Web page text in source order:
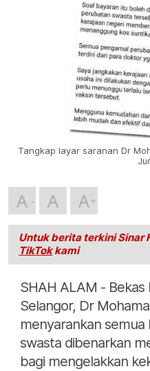
Tangkap layar saranan Dr
A A A
Untuk berita terkini Sinar
TikTokkami
SHAH ALAM -
Selangor, Dr
menyarankan semua
swasta dibenarkan
bagi mengelakkan